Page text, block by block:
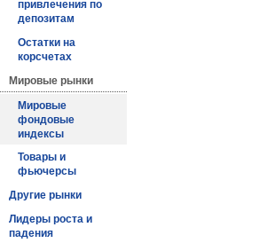
привлечения по
депозитам
Остатки на
корсчетах
Мировые рынки
Мировые
фондовые
индексы
Товары и
фьючерсы
Другие рынки
Лидеры роста и
падения